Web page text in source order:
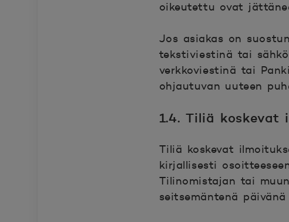
oikeutettu ovat
Jos asiakas on
tekstiviestinä tai
verkkoviestinä tai
ohjautuvan uuteen
1.4. Tiliä koskevat
Tiliä koskevat
kirjallisesti
Tilinomistajan tai
seitsemäntenä